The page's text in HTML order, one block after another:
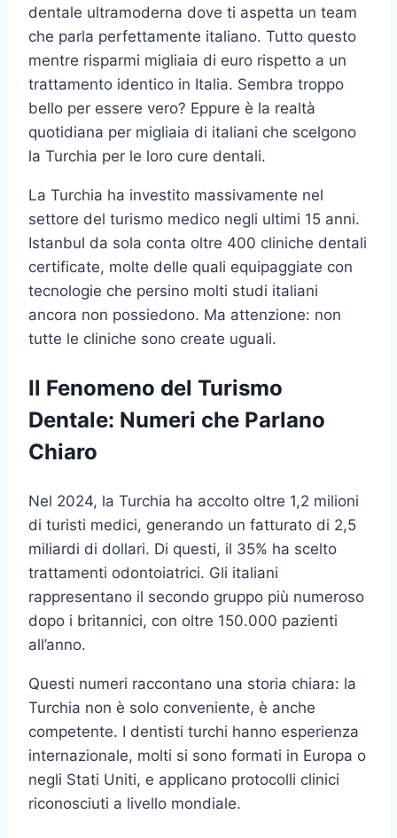
dentale ultramoderna dove ti aspetta un team
che parla perfettamente italiano. Tutto questo
mentre risparmi migliaia di euro rispetto a un
trattamento identico in Italia. Sembra troppo
bello per essere vero? Eppure è la realtà
quotidiana per migliaia di italiani che scelgono
la Turchia per le loro cure dentali.
La Turchia ha investito massivamente nel
settore del turismo medico negli ultimi 15 anni.
Istanbul da sola conta oltre 400 cliniche dentali
certificate, molte delle quali equipaggiate con
tecnologie che persino molti studi italiani
ancora non possiedono. Ma attenzione: non
tutte le cliniche sono create uguali.
Il Fenomeno del Turismo
Dentale: Numeri che Parlano
Chiaro
Nel 2024, la Turchia ha accolto oltre 1,2 milioni
di turisti medici, generando un fatturato di 2,5
miliardi di dollari. Di questi, il 35% ha scelto
trattamenti odontoiatrici. Gli italiani
rappresentano il secondo gruppo più numeroso
dopo i britannici, con oltre 150.000 pazienti
all’anno.
Questi numeri raccontano una storia chiara: la
Turchia non è solo conveniente, è anche
competente. I dentisti turchi hanno esperienza
internazionale, molti si sono formati in Europa o
negli Stati Uniti, e applicano protocolli clinici
riconosciuti a livello mondiale.